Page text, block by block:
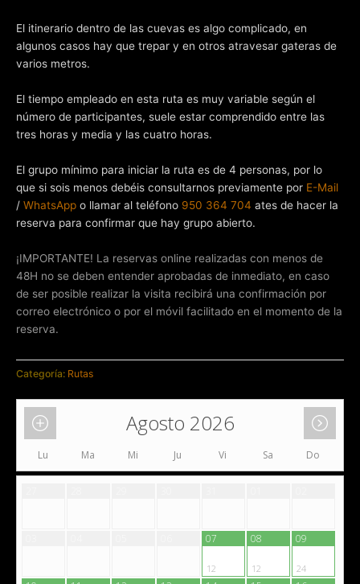
El itinerario dentro de las cuevas es algo complicado, en
algunos casos hay que trepar y en otros atravesar gateras de
varios metros.
El tiempo empleado en esta ruta es muy variable según el
número de participantes, suele estar comprendido entre las
tres horas y media y las cuatro horas.
El grupo mínimo para iniciar la ruta es de 4 personas, por lo
que si sois menos debéis consultarnos previamente por E-Mail
/ WhatsApp o llamar al teléfono 950 364 704 ates de hacer la
reserva para confirmar que hay grupo abierto.
¡IMPORTANTE! La reservas online realizadas con menos de
48H no se deben entender aprobadas de inmediato, en caso
de ser posible realizar la visita recibirá una confirmación por
correo electrónico o por el móvil facilitado en el momento de la
reserva.
Categoría: Rutas
Agosto 2026
Lu Ma Mi Ju Vi Sa Do
07
12
08
12
09
24